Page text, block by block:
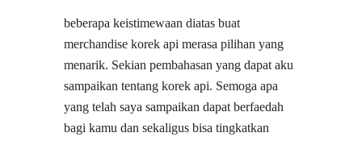
beberapa keistimewaan diatas buat
merchandise korek api merasa pilihan yang
menarik. Sekian pembahasan yang dapat aku
sampaikan tentang korek api. Semoga apa
yang telah saya sampaikan dapat berfaedah
bagi kamu dan sekaligus bisa tingkatkan